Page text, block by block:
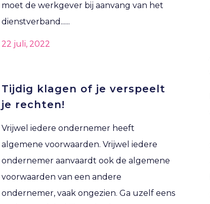
moet de werkgever bij aanvang van het
dienstverband......
22 juli, 2022
Tijdig klagen of je verspeelt
je rechten!
Vrijwel iedere ondernemer heeft
algemene voorwaarden. Vrijwel iedere
ondernemer aanvaardt ook de algemene
voorwaarden van een andere
ondernemer, vaak ongezien. Ga uzelf eens